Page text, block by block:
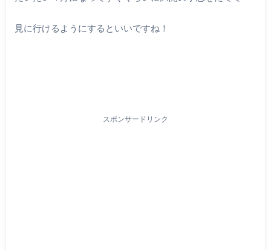
見に行けるようにするといいですね！
スポンサードリンク